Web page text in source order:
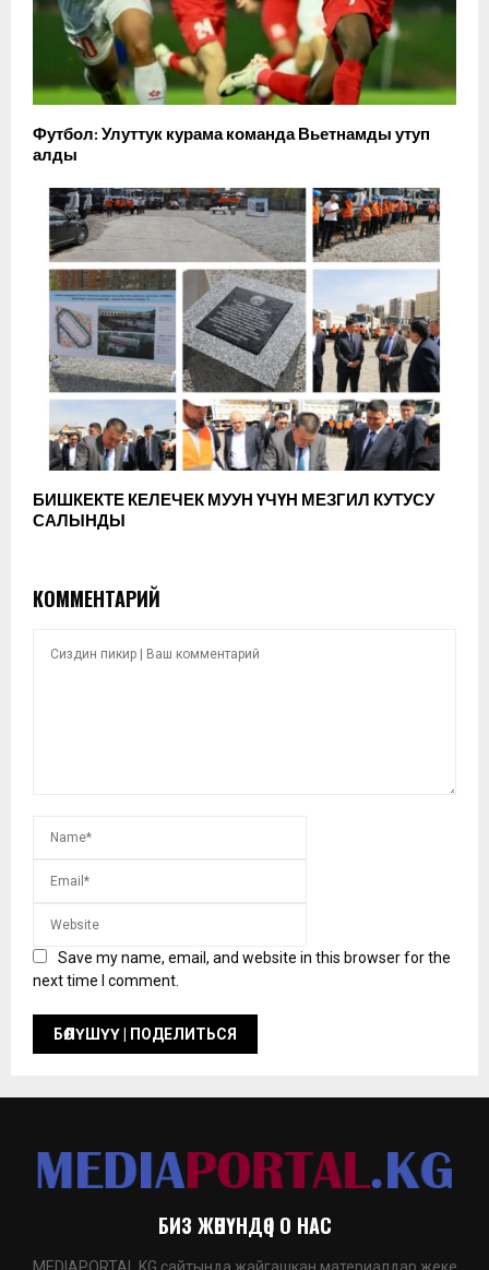
Футбол: Улуттук курама команда Вьетнамды утуп
алды
БИШКЕКТЕ КЕЛЕЧЕК МУУН ҮЧҮН МЕЗГИЛ КУТУСУ
САЛЫНДЫ
КОММЕНТАРИЙ
Save my name, email, and website in this browser for the
next time I comment.
БИЗ ЖӨНҮНДӨ | О НАС